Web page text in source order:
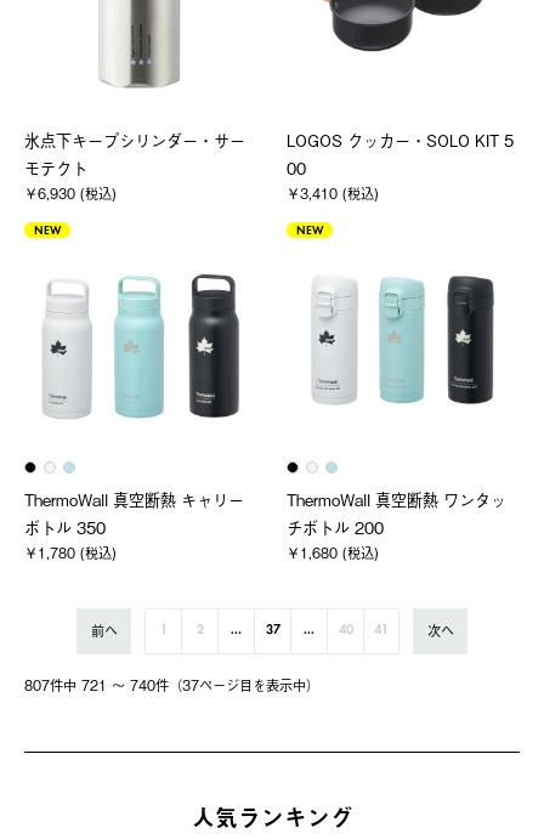
氷点下キープシリンダー・サー
モテクト
￥6,930 (税込)
LOGOS クッカー・SOLO KIT 5
00
￥3,410 (税込)
NEW
ThermoWall 真空断熱 キャリー
ボトル 350
￥1,780 (税込)
NEW
ThermoWall 真空断熱 ワンタッ
チボトル 200
￥1,680 (税込)
807件中 721 〜 740件（37ページ⽬を表⽰中）
前へ 1 2 ... 37 ... 40 41 次へ
人気ランキング